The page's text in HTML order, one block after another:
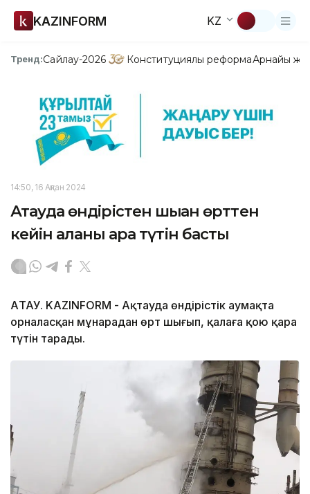
KAZINFORM KZ
Тренд:Сайлау-2026 Конституциялық реформаАрнайы
14:50, 16 Ақпан 2024
Ақтауда өндірістен шыққан өрттен
кейін қаланы қара түтін басты
АҚТАУ. KAZINFORM - Ақтауда өндірістік аумақта
орналасқан мұнарадан өрт шығып, қалаға қою қара
түтін тарады.